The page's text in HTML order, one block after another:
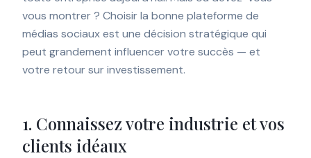
vous montrer ? Choisir la bonne plateforme de
médias sociaux est une décision stratégique qui
peut grandement influencer votre succès — et
votre retour sur investissement.
1. Connaissez votre industrie et vos
clients idéaux